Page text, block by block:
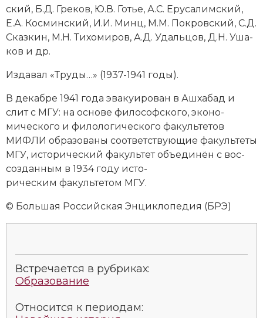
Социально-экономическая история
Специальные исторические дисциплины
СССР
ский, Б.Д. Гре­ков, Ю.В. Го­тье, А.С. Еру­са­лим­ский,
Е.А. Кос­мин­ский, И.И. Минц, М.М. По­кров­ский, С.Д.
Сказ­кин, М.Н. Ти­хо­ми­ров, А.Д. Удаль­цов, Д.Н. Уша­
ков и др.
Из­да­вал «Тру­ды…» (1937-1941 годы).
В декабре 1941 года эва­куи­ро­ван в Аш­ха­бад и
слит с МГУ: на ос­но­ве фи­ло­соф­ско­го, эко­но­
мического и фи­ло­ло­гического факультетов
МИФЛИ об­ра­зо­ва­ны со­от­вет­ст­вую­щие факультеты
МГУ, ис­то­рический факультет объ­еди­нён с вос­
соз­дан­ным в 1934 году ис­то­
рическим факультетом МГУ.
© Большая Российская Энциклопедия (БРЭ)
Встречается в рубриках:
Образование
Относится к периодам: